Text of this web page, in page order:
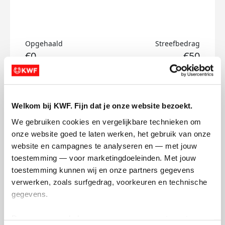
Welkom bij KWF. Fijn dat je onze website bezoekt.
We gebruiken cookies en vergelijkbare technieken om
onze website goed te laten werken, het gebruik van onze
website en campagnes te analyseren en — met jouw
toestemming — voor marketingdoeleinden. Met jouw
toestemming kunnen wij en onze partners gegevens
verwerken, zoals surfgedrag, voorkeuren en technische
gegevens.
Opgehaald
€0
Streefbedrag
€50
Doneer
Lea's badges